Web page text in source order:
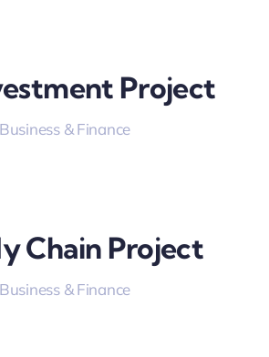
Project
Business & Finance
Chain Project
Business & Finance